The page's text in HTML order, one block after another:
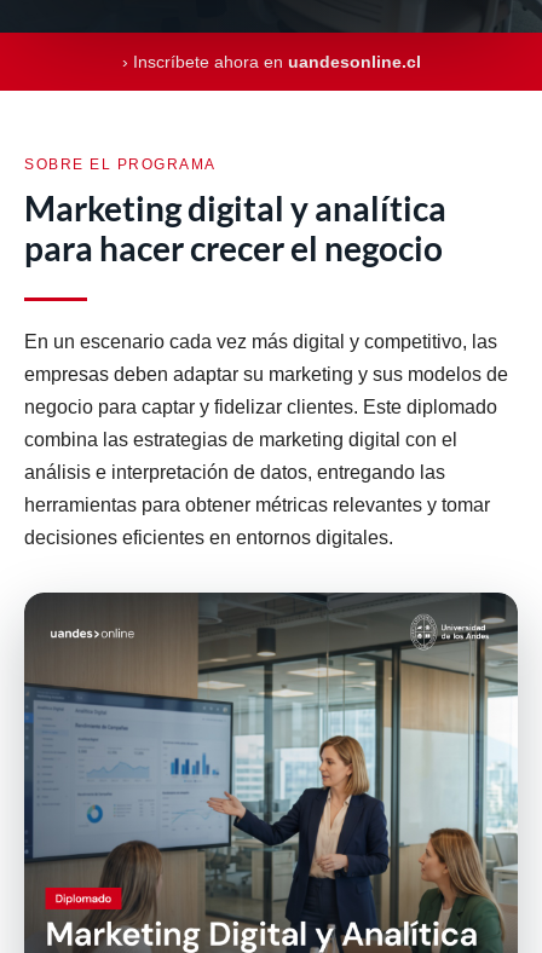
› Inscríbete ahora en uandesonline.cl
SOBRE EL PROGRAMA
Marketing digital y analítica
para hacer crecer el negocio
En un escenario cada vez más digital y competitivo, las
empresas deben adaptar su marketing y sus modelos de
negocio para captar y fidelizar clientes. Este diplomado
combina las estrategias de marketing digital con el
análisis e interpretación de datos, entregando las
herramientas para obtener métricas relevantes y tomar
decisiones eficientes en entornos digitales.